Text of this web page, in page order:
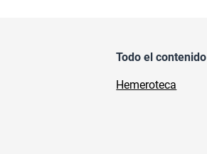
Todo el contenido
Hemeroteca